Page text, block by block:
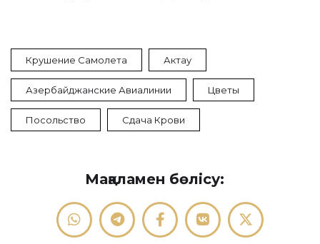
Крушение Самолета Актау
Азербайджанские Авиалинии Цветы
Посольство Сдача Крови
Мақаламен бөлісу: